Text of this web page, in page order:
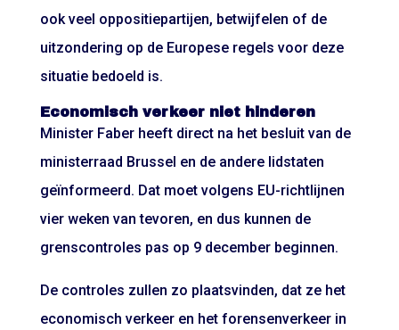
ook veel oppositiepartijen, betwijfelen of de
uitzondering op de Europese regels voor deze
situatie bedoeld is.
Economisch verkeer niet hinderen
Minister Faber heeft direct na het besluit van de
ministerraad Brussel en de andere lidstaten
geïnformeerd. Dat moet volgens EU-richtlijnen
vier weken van tevoren, en dus kunnen de
grenscontroles pas op 9 december beginnen.
De controles zullen zo plaatsvinden, dat ze het
economisch verkeer en het forensenverkeer in